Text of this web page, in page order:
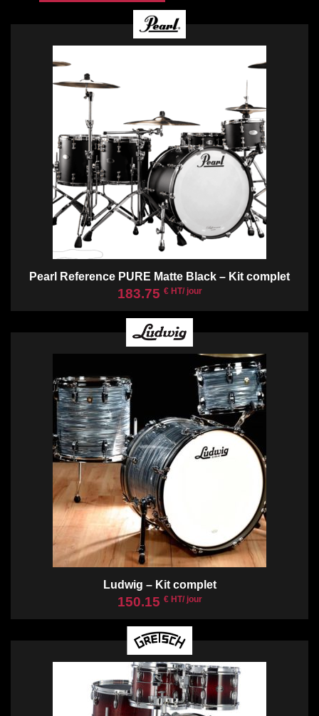
Pearl Reference PURE Matte Black – Kit complet
183.75 € HT/ jour
Ludwig – Kit complet
150.15 € HT/ jour